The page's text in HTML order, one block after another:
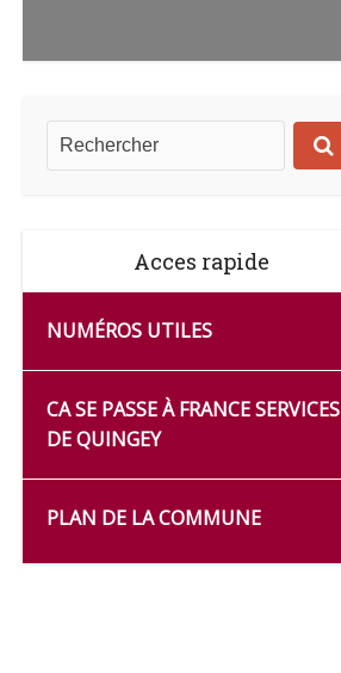
Acces rapide
NUMÉROS UTILES
CA SE PASSE À FRANCE SERVICES
DE QUINGEY
PLAN DE LA COMMUNE